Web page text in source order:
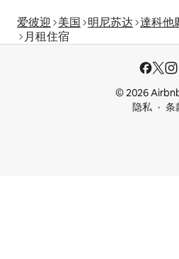
爱彼迎 美国 明尼苏达 達科他
月租住宿
© 2026
隐私
条